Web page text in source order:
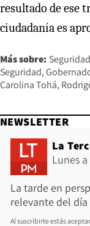
resultado de ese
ciudadanía es
Más sobre: Seguridad
Seguridad
Carolina Tohá
NEWSLETTER
La
Lunes
La tarde en
relevante del
Al suscribirte estás